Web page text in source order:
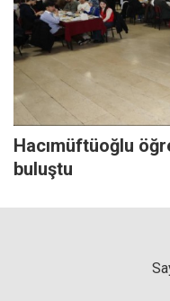
Hacımüftüoğlu
buluştu